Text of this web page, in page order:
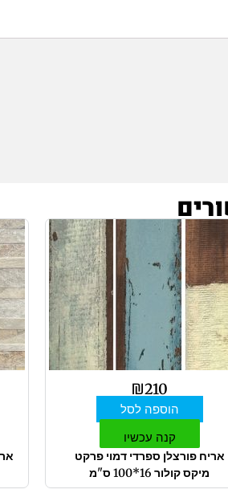
₪210
הוספה לסל
קנה עכשיו
אריח פורצלן ספרדי דמוי פרקט
מיקס קולור 16*100 ס"מ